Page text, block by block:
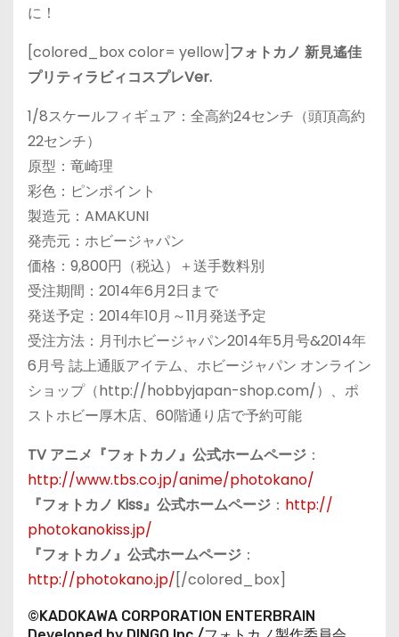
に！
[colored_box color= yellow]フォトカノ 新見遙佳
プリティラビィコスプレVer.
1/8スケールフィギュア：全高約24センチ（頭頂高約
22センチ）
原型：竜崎理
彩色：ピンポイント
製造元：AMAKUNI
発売元：ホビージャパン
価格：9,800円（税込）＋送手数料別
受注期間：2014年6月2日まで
発送予定：2014年10月～11月発送予定
受注方法：月刊ホビージャパン2014年5月号&2014年
6月号 誌上通販アイテム、ホビージャパン オンライン
ショップ（http://hobbyjapan-shop.com/）、ポ
ストホビー厚木店、60階通り店で予約可能
TV アニメ『フォトカノ』公式ホームページ ：
http://www.tbs.co.jp/anime/photokano/
『フォトカノ Kiss』公式ホームページ ： http://
photokanokiss.jp/
『フォトカノ』公式ホームページ ：
http://photokano.jp/[/colored_box]
©KADOKAWA CORPORATION ENTERBRAIN